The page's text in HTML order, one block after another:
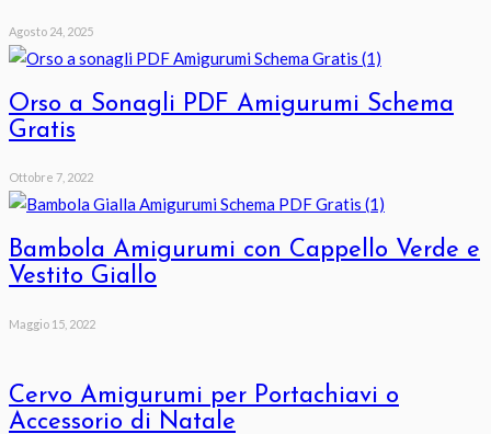
Agosto 24, 2025
Orso a Sonagli PDF Amigurumi Schema
Gratis
Ottobre 7, 2022
Bambola Amigurumi con Cappello Verde e
Vestito Giallo
Maggio 15, 2022
Cervo Amigurumi per Portachiavi o
Accessorio di Natale